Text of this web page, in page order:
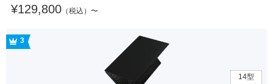
¥129,800 （税込）〜
3
14型